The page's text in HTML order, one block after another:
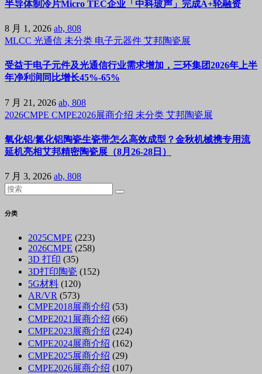
半导体制冷片Micro TEC企业「中科玻声」完成A+轮融资
8 月 1, 2026 ab, 808
MLCC 光通信 未分类 电子元器件 艾邦陶瓷展
受益于电子元件及光通信行业需求增加，三环集团2026年上半
年净利润同比增长45%-65%
7 月 21, 2026 ab, 808
2026CMPE CMPE2026展商介绍 未分类 艾邦陶瓷展
氧化铝/氮化铝陶瓷生瓷带怎么高效成型？金秋机械携专用流
延机亮相艾邦精密陶瓷展（8月26-28日）
7 月 3, 2026 ab, 808
分类
2025CMPE (223)
2026CMPE (258)
3D 打印 (35)
3D打印陶瓷 (152)
5G材料 (120)
AR/VR (573)
CMPE2018展商介绍 (53)
CMPE2021展商介绍 (66)
CMPE2023展商介绍 (224)
CMPE2024展商介绍 (162)
CMPE2025展商介绍 (29)
CMPE2026展商介绍 (107)